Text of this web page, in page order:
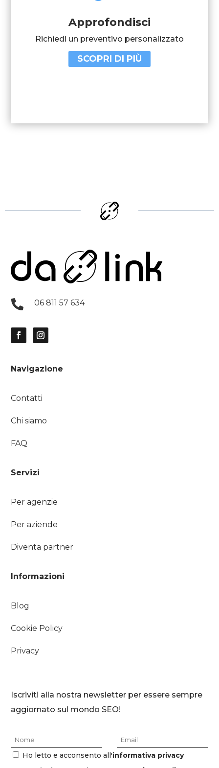
Approfondisci
Richiedi un preventivo personalizzato
SCOPRI DI PIÙ
 06 811 57 634
Navigazione
Contatti
Chi siamo
FAQ
Servizi
Per agenzie
Per aziende
Diventa partner
Informazioni
Blog
Cookie Policy
Privacy
Iscriviti alla nostra newsletter per essere sempre
aggiornato sul mondo SEO!
Ho letto e acconsento all'informativa privacy